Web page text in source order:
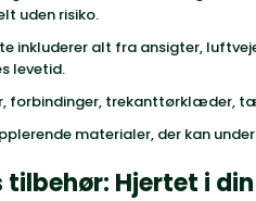
uden risiko.
inkluderer alt fra ansigter,
levetid.
forbindinger, trekanttørklæder,
materialer, der kan
tilbehør: Hjertet i